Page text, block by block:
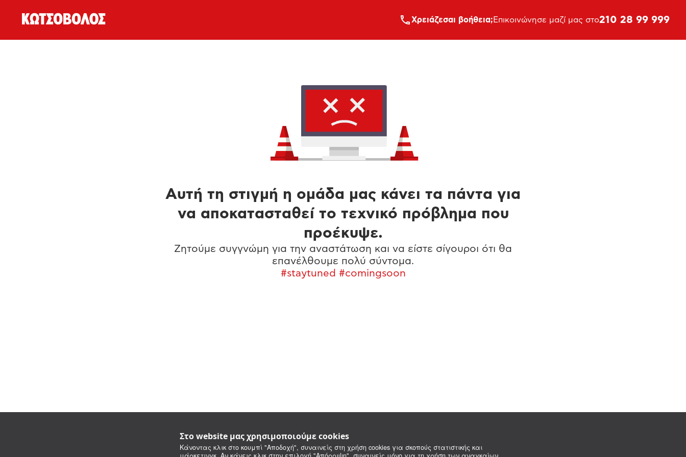
Στο website μας χρησιμοποιούμε cookies
Κάνοντας κλικ στο κουμπί "Αποδοχή", συναινείς στη χρήση cookies για σκοπούς στατιστικής και
Xρειάζεσαι βοήθεια; Επικοινώνησε μαζί μας στο210 28 99 999
Αυτή τη στιγμή η ομάδα μας κάνει τα πάντα για
να αποκατασταθεί το τεχνικό πρόβλημα που
προέκυψε.
Ζητούμε συγγνώμη για την αναστάτωση και να είστε σίγουροι ότι θα
επανέλθουμε πολύ σύντομα.
#staytuned #comingsoon